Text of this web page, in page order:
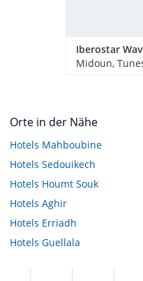
Midoun,
Orte in der Nähe
Hotels Mahboubine
Hotels Sedouikech
Hotels Houmt Souk
Hotels Aghir
Hotels Erriadh
Hotels Guellala